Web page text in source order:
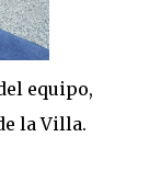
equipo,
la Villa.